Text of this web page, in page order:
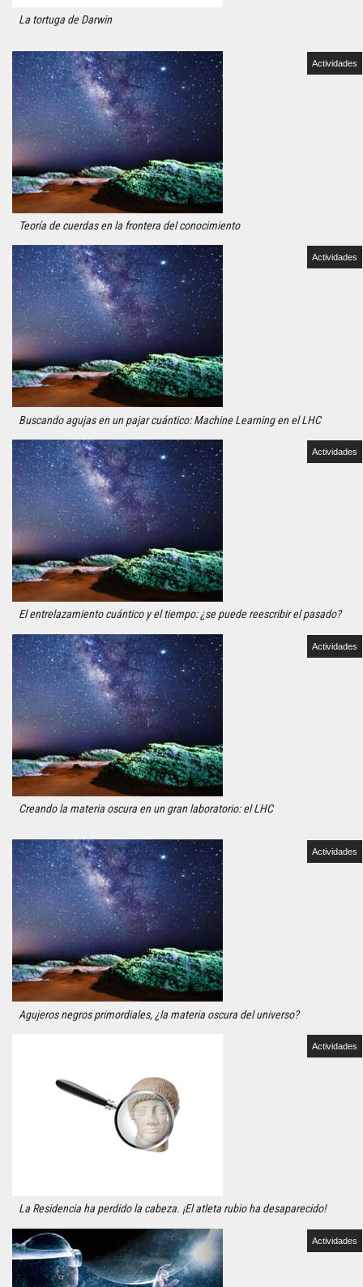
La tortuga de Darwin
Actividades
Teoría de cuerdas en la frontera del conocimiento
Actividades
Buscando agujas en un pajar cuántico: Machine Learning en el LHC
Actividades
El entrelazamiento cuántico y el tiempo: ¿se puede reescribir el pasado?
Actividades
Creando la materia oscura en un gran laboratorio: el LHC
Actividades
Agujeros negros primordiales, ¿la materia oscura del universo?
Actividades
La Residencia ha perdido la cabeza. ¡El atleta rubio ha desaparecido!
Actividades